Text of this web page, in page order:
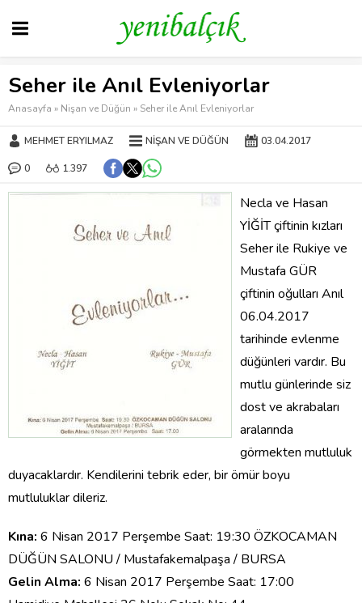
Seher ile Anıl Evleniyorlar
Anasayfa » Nişan ve Düğün » Seher ile Anıl Evleniyorlar
MEHMET ERYILMAZ NIŞAN VE DÜĞÜN 03.04.2017
0 1.397
Necla ve Hasan
YİĞİT çiftinin kızları
Seher ile Rukiye ve
Mustafa GÜR
çiftinin oğulları Anıl
06.04.2017
tarihinde evlenme
düğünleri vardır. Bu
mutlu günlerinde siz
dost ve akrabaları
aralarında
görmekten mutluluk
duyacaklardır. Kendilerini tebrik eder, bir ömür boyu
mutluluklar dileriz.
Kına: 6 Nisan 2017 Perşembe Saat: 19:30 ÖZKOCAMAN
DÜĞÜN SALONU / Mustafakemalpaşa / BURSA
Gelin Alma: 6 Nisan 2017 Perşembe Saat: 17:00